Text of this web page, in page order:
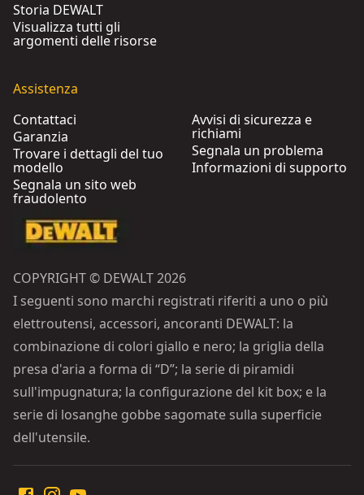
Storia DEWALT
Visualizza tutti gli
argomenti delle risorse
Assistenza
Contattaci
Garanzia
Trovare i dettagli del tuo
modello
Segnala un sito web
fraudolento
Avvisi di sicurezza e
richiami
Segnala un problema
Informazioni di supporto
COPYRIGHT © DEWALT 2026
I seguenti sono marchi registrati riferiti a uno o più
elettroutensi, accessori, ancoranti DEWALT: la
combinazione di colori giallo e nero; la griglia della
presa d'aria a forma di “D”; la serie di piramidi
sull'impugnatura; la configurazione del kit box; e la
serie di losanghe gobbe sagomate sulla superficie
dell'utensile.